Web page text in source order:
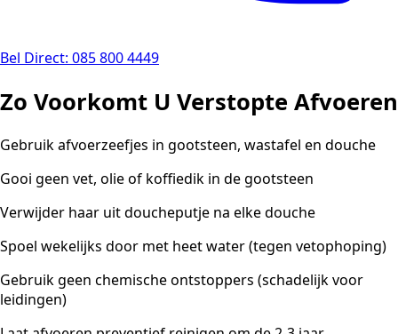
Bel Direct: 085 800 4449
Zo Voorkomt U Verstopte Afvoeren
Gebruik afvoerzeefjes in gootsteen, wastafel en douche
Gooi geen vet, olie of koffiedik in de gootsteen
Verwijder haar uit doucheputje na elke douche
Spoel wekelijks door met heet water (tegen vetophoping)
Gebruik geen chemische ontstoppers (schadelijk voor
leidingen)